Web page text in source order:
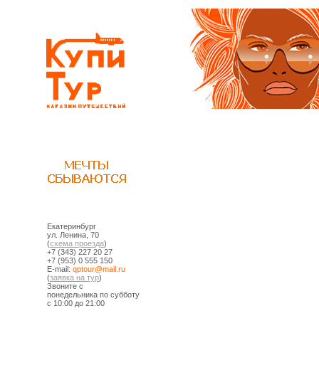
Екатеринбург
ул. Ленина, 70
(схема проезда)
+7 (343) 227 20 27
+7 (953) 0 555 150
E-mail: ur.liam@ruotpq
(заявка на тур)
Звоните с
понедельника по субботу
с 10:00 до 21:00